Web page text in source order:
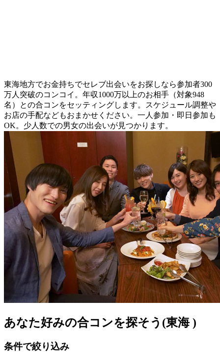
東海地方でお金持ちでセレブ出会いをお探しなら参加者300
万人突破のコンコイ。年収1000万以上のお相手（対象948
名）との合コンをセッティングします。スケジュール調整や
お店の手配などもおまかせください。一人参加・即日参加も
OK。少人数での男女の出会いが見つかります。
あなた好みの合コンを探そう(東海 )
条件で絞り込み